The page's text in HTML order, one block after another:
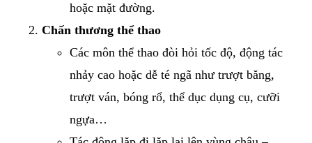
hoặc mặt đường.
Chấn thương thể thao
Các môn thể thao đòi hỏi tốc độ, động tác
nhảy cao hoặc dễ té ngã như trượt băng,
trượt ván, bóng rổ, thể dục dụng cụ, cưỡi
ngựa…